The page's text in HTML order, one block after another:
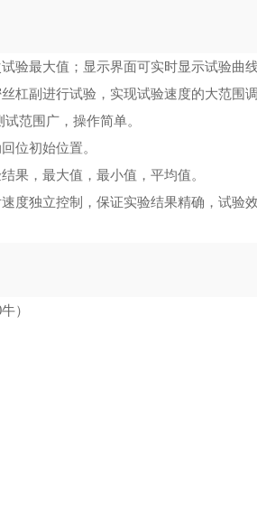
验最大值；显示界面可实时显示试验曲
杠副进行试验，实现试验速度的大范围调
范围广，操作简单。
位初始位置。
果，最大值，最小值，平均值。
度独立控制，保证实验结果精确，试验效
）